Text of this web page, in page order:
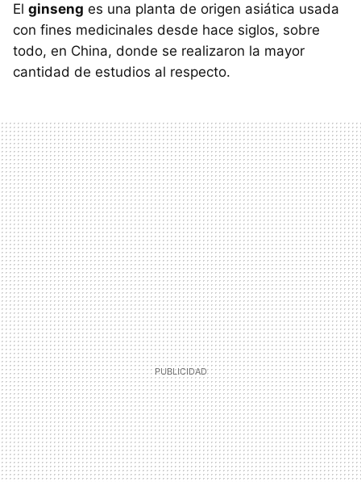
El ginseng es una planta de origen asiática usada
con fines medicinales desde hace siglos, sobre
todo, en China, donde se realizaron la mayor
cantidad de estudios al respecto.